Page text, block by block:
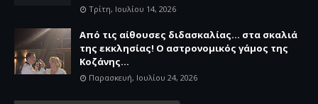
Τρίτη, Ιουλίου 14, 2026
Από τις αίθουσες διδασκαλίας… στα σκαλιά
της εκκλησίας! Ο αστρονομικός γάμος της
Κοζάνης...
Παρασκευή, Ιουλίου 24, 2026